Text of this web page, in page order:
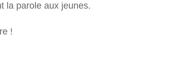
la parole aux jeunes.
!